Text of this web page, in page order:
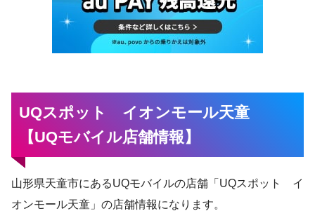
UQスポット イオンモール天童
【UQモバイル店舗情報】
山形県天童市にあるUQモバイルの店舗「UQスポット イ
オンモール天童」の店舗情報になります。